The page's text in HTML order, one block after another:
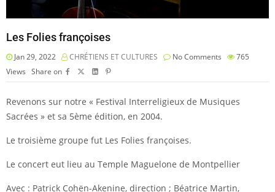
Les Folies françoises
Jan 29, 2022 CHRÉTIENS ET CULTURES No Comments
765
Views Share on
Revenons sur notre « Festival Interreligieux de Musiques
Sacrées » et sa 5ème édition, en 2004.
Le troisième groupe fut Les Folies françoises.
Le concert eut lieu au Temple Maguelone de Montpellier
Avec : Patrick Cohën-Akenine, direction ; Béatrice Martin,